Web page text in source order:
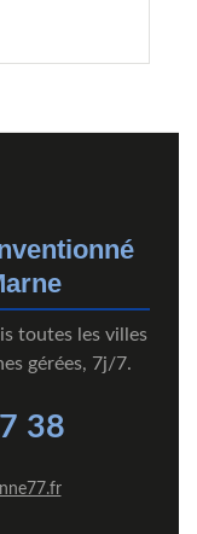
toutes les villes
gérées, 7j/7.
38